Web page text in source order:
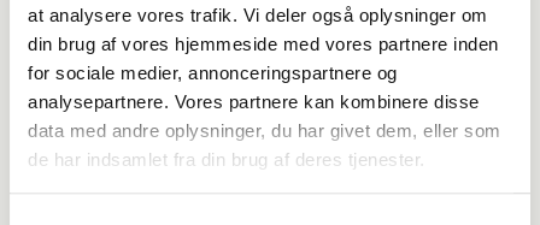
at analysere vores trafik. Vi deler også oplysninger om
din brug af vores hjemmeside med vores partnere inden
for sociale medier, annonceringspartnere og
analysepartnere. Vores partnere kan kombinere disse
data med andre oplysninger, du har givet dem, eller som
de har indsamlet fra din brug af deres tjenester.
Start side nr.
16
Antal sider
3,0
Skribent
Trine Askjær-Jørgensen